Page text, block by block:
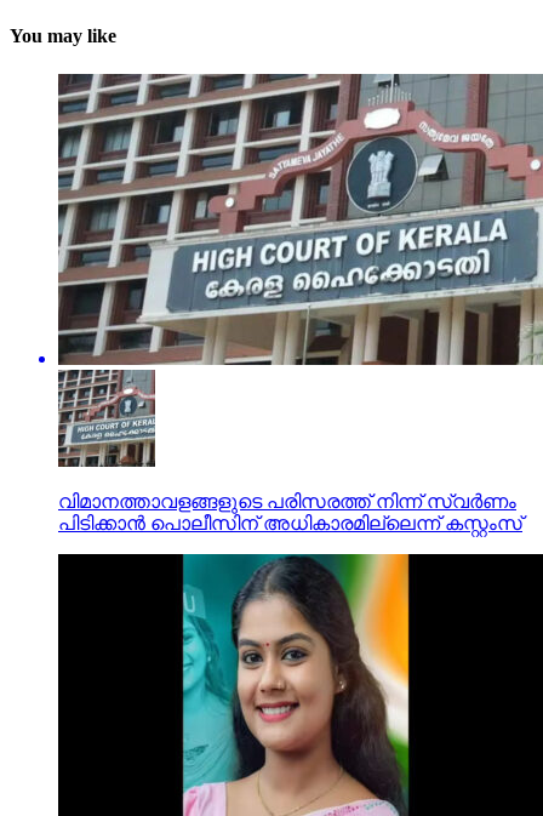
You may like
വിമാനത്താവളങ്ങളുടെ പരിസരത്ത് നിന്ന് സ്വര്‍ണം
പിടിക്കാന്‍ പൊലീസിന് അധികാരമില്ലെന്ന് കസ്റ്റംസ്